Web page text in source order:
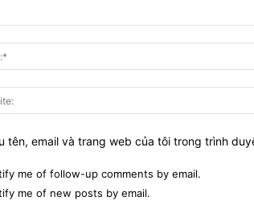
tên, email và trang web của tôi trong trình
me of follow-up comments by email.
me of new posts by email.